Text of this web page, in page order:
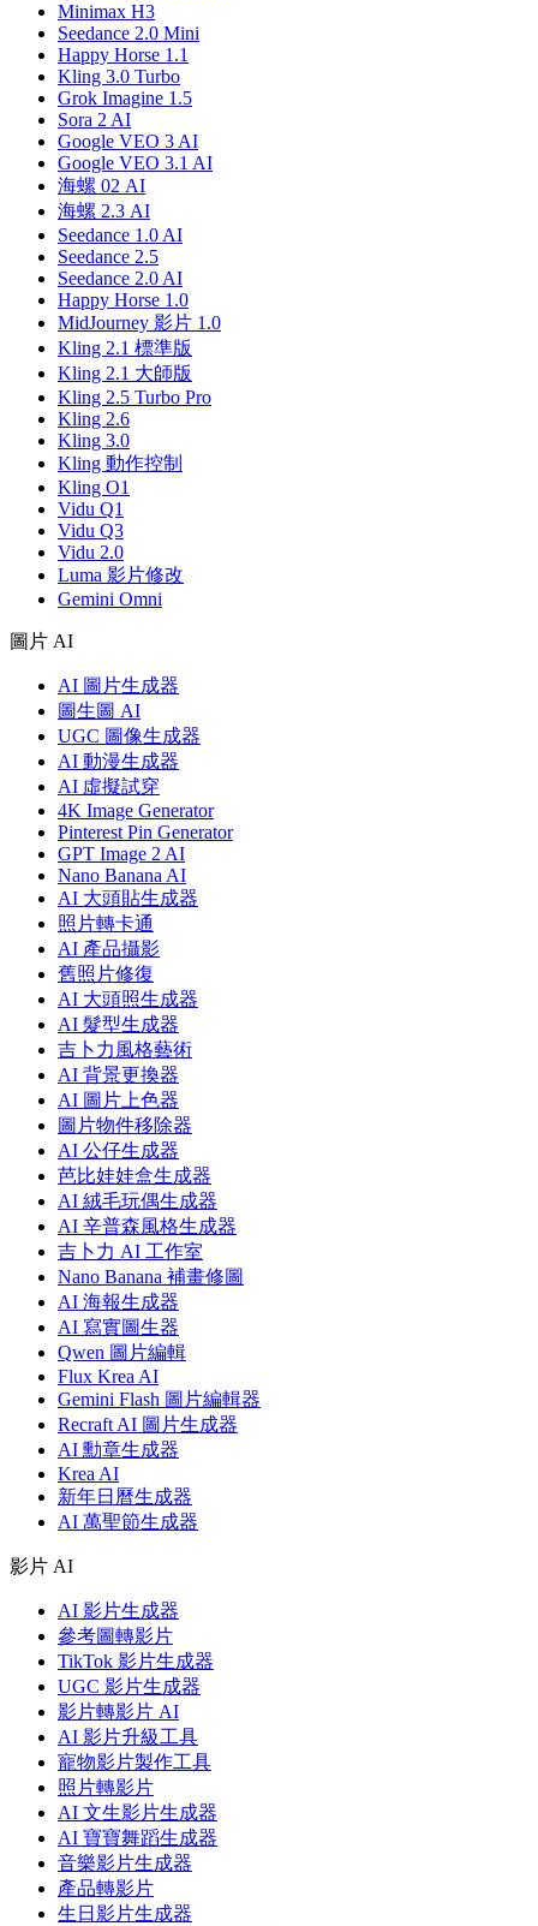
Minimax H3
Seedance 2.0 Mini
Happy Horse 1.1
Kling 3.0 Turbo
Grok Imagine 1.5
Sora 2 AI
Google VEO 3 AI
Google VEO 3.1 AI
海螺 02 AI
海螺 2.3 AI
Seedance 1.0 AI
Seedance 2.5
Seedance 2.0 AI
Happy Horse 1.0
MidJourney 影片 1.0
Kling 2.1 標準版
Kling 2.1 大師版
Kling 2.5 Turbo Pro
Kling 2.6
Kling 3.0
Kling 動作控制
Kling O1
Vidu Q1
Vidu Q3
Vidu 2.0
Luma 影片修改
Gemini Omni
圖片 AI
AI 圖片生成器
圖生圖 AI
UGC 圖像生成器
AI 動漫生成器
AI 虛擬試穿
4K Image Generator
Pinterest Pin Generator
GPT Image 2 AI
Nano Banana AI
AI 大頭貼生成器
照片轉卡通
AI 產品攝影
舊照片修復
AI 大頭照生成器
AI 髮型生成器
吉卜力風格藝術
AI 背景更換器
AI 圖片上色器
圖片物件移除器
AI 公仔生成器
芭比娃娃盒生成器
AI 絨毛玩偶生成器
AI 辛普森風格生成器
吉卜力 AI 工作室
Nano Banana 補畫修圖
AI 海報生成器
AI 寫實圖生器
Qwen 圖片編輯
Flux Krea AI
Gemini Flash 圖片編輯器
Recraft AI 圖片生成器
AI 勳章生成器
Krea AI
新年日曆生成器
AI 萬聖節生成器
影片 AI
AI 影片生成器
參考圖轉影片
TikTok 影片生成器
UGC 影片生成器
影片轉影片 AI
AI 影片升級工具
寵物影片製作工具
照片轉影片
AI 文生影片生成器
AI 寶寶舞蹈生成器
音樂影片生成器
產品轉影片
生日影片生成器